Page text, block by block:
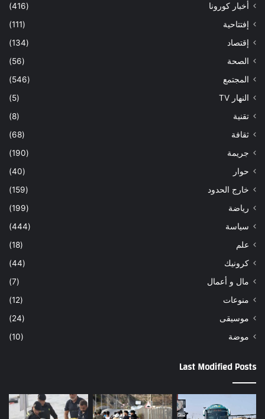
أخبار كورونا
(416)
إفتتاحية
(111)
إقتصاد
(134)
الصحة
(56)
المجتمع
(546)
النهار TV
(5)
تقنية
(8)
ثقافة
(68)
جريمة
(190)
حوار
(40)
خارج الحدود
(159)
رياضة
(199)
سياسة
(444)
علم
(18)
كرونيك
(44)
مال و أعمال
(7)
منوعات
(12)
موسيقى
(24)
موضة
(10)
Last Modified Posts